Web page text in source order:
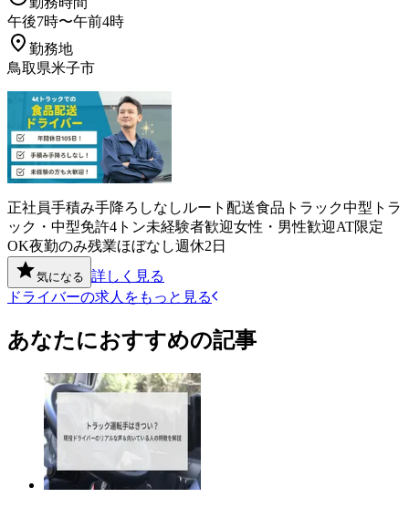
午後7時〜午前4時
勤務地
鳥取県米子市
正社員手積み手降ろしなし ルート配送食品 トラック中型トラ
ック・中型免許4トン未経験者歓迎女性・男性歓迎AT限定
OK夜勤のみ残業ほぼなし週休2日
気になる 詳しく見る
ドライバーの求人をもっと見る
あなたにおすすめの記事